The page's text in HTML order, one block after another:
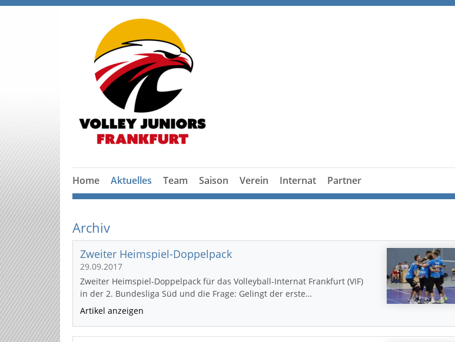
Home Aktuelles Team Saison Verein Internat Partner
Archiv
Zweiter Heimspiel-Doppelpack
29.09.2017
Zweiter Heimspiel-Doppelpack für das Volleyball-Internat Frankfurt (VIF)
in der 2. Bundesliga Süd und die Frage: Gelingt der erste…
Artikel anzeigen